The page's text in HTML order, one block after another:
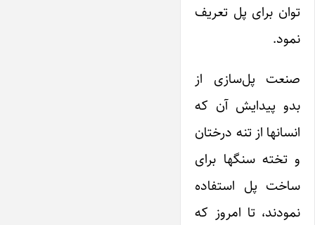
توان برای پل تعریف
نمود.
صنعت پل‌سازی از
بدو پیدایش آن که
انسانها از تنه درختان
و تخته سنگها برای
ساخت پل استفاده
نمودند، تا امروز که